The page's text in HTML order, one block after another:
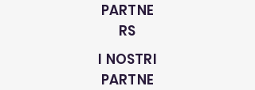
PARTNE
RS
I NOSTRI
PARTNE